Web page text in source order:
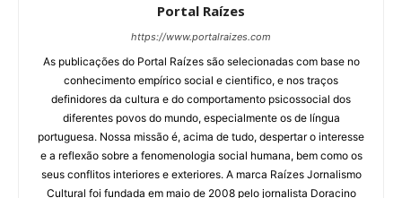
Portal Raízes
https://www.portalraizes.com
As publicações do Portal Raízes são selecionadas com base no
conhecimento empírico social e cientifico, e nos traços
definidores da cultura e do comportamento psicossocial dos
diferentes povos do mundo, especialmente os de língua
portuguesa. Nossa missão é, acima de tudo, despertar o interesse
e a reflexão sobre a fenomenologia social humana, bem como os
seus conflitos interiores e exteriores. A marca Raízes Jornalismo
Cultural foi fundada em maio de 2008 pelo jornalista Doracino